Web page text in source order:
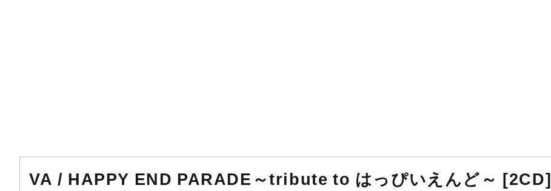
VA / HAPPY END PARADE～tribute to はっぴいえんど～ [2CD]